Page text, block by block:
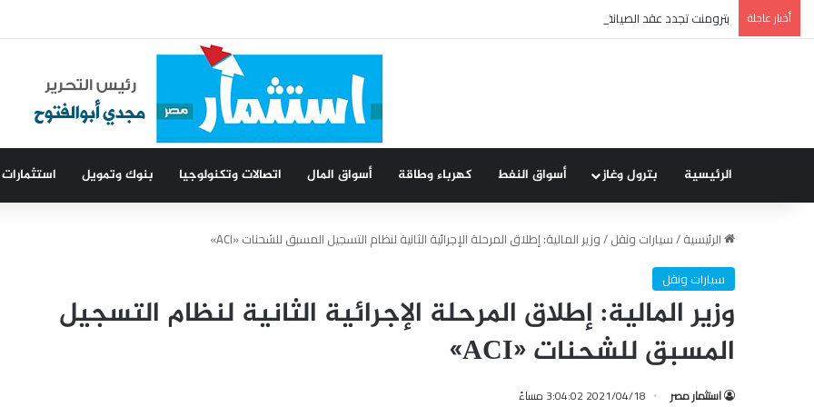
أخبار عاجلة بترومنت تجدد عقد الصيانة الشاملة مع شركة أنربك لمدة ثلاث سنوات
الرئيسية بترول وغاز أسواق النفط كهرباء وطاقة أسواق المال اتصالات وتكنولوجيا بنوك وتمويل
الرئيسية/سيارات ونقل/وزير المالية: إطلاق المرحلة الإجرائية الثانية لنظام التسجيل المسبق للشحنات «ACI»
سيارات ونقل
وزير المالية: إطلاق المرحلة الإجرائية الثانية لنظام التسجيل
المسبق للشحنات «ACI»
استثمار مصر 2021/04/18 3:04:02 مساءً